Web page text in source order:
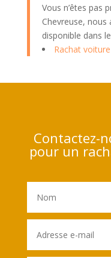
Vous n’êtes pas
Chevreuse,
disponible dans
Rachat
Contactez-
pour un